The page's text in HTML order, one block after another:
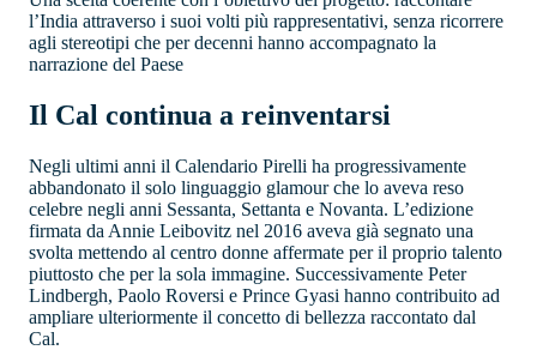
l’India attraverso i suoi volti più rappresentativi, senza ricorrere
agli stereotipi che per decenni hanno accompagnato la
narrazione del Paese
Il Cal continua a reinventarsi
Negli ultimi anni il Calendario Pirelli ha progressivamente
abbandonato il solo linguaggio glamour che lo aveva reso
celebre negli anni Sessanta, Settanta e Novanta. L’edizione
firmata da Annie Leibovitz nel 2016 aveva già segnato una
svolta mettendo al centro donne affermate per il proprio talento
piuttosto che per la sola immagine. Successivamente Peter
Lindbergh, Paolo Roversi e Prince Gyasi hanno contribuito ad
ampliare ulteriormente il concetto di bellezza raccontato dal
Cal.